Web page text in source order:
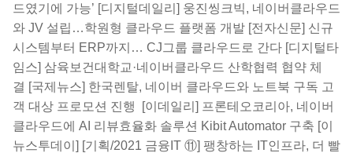
드였기에 가능’ [디지털데일리] 웅진씽크빅, 네이버클라우드
와 JV 설립…학원형 클라우드 플랫폼 개발 [전자신문] 신규
시스템부터 ERP까지… CJ그룹 클라우드로 간다 [디지털타
임스]​​ 삼육보건대학교·네이버클라우드 산학협력 협약 체
결 [국제뉴스] 한국렌탈, 네이버 클라우드와 노트북 구독 고
객 대상 프로모션 진행 [이데일리]​​ 프론테오코리아, 네이버
클라우드에 AI 리뷰효율화 솔루션 Kibit Automator 구축 [이
뉴스투데이]​ [기획/2021 금융IT ⑪] 팽창하는 IT인프라, 더 빨